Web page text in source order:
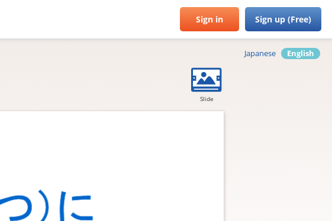
Sign in Sign up (Free)
Japanese English
Slide